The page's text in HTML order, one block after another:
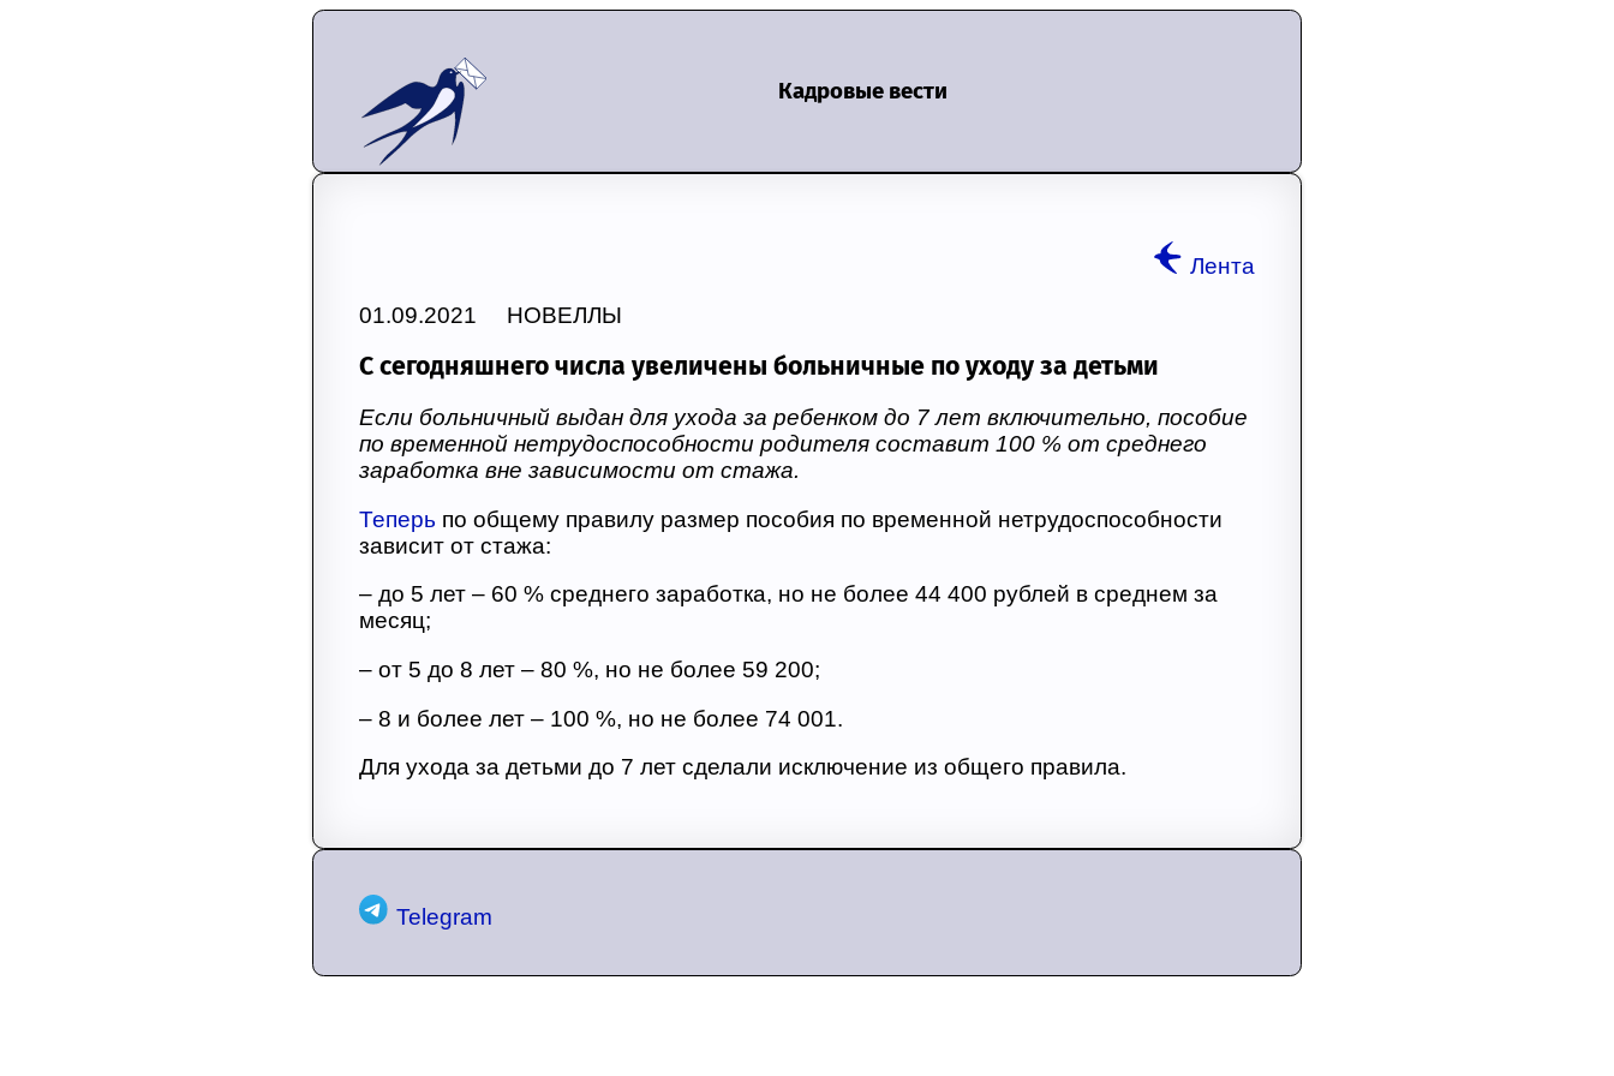
Кадровые вести
Лента
01.09.2021 НОВЕЛЛЫ
С сегодняшнего числа увеличены больничные по уходу за детьми
Если больничный выдан для ухода за ребенком до 7 лет включительно, пособие
по временной нетрудоспособности родителя составит 100 % от среднего
заработка вне зависимости от стажа.
Теперь по общему правилу размер пособия по временной нетрудоспособности
зависит от стажа:
– до 5 лет – 60 % среднего заработка, но не более 44 400 рублей в среднем за
месяц;
– от 5 до 8 лет – 80 %, но не более 59 200;
– 8 и более лет – 100 %, но не более 74 001.
Для ухода за детьми до 7 лет сделали исключение из общего правила.
Telegram